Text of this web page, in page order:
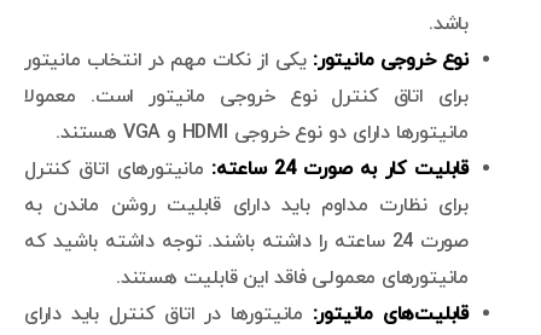
باشد.
نوع خروجی مانیتور: یکی از نکات مهم در انتخاب مانیتور
برای اتاق کنترل نوع خروجی مانیتور است. معمولا
مانیتورها دارای دو نوع خروجی HDMI و VGA هستند.
قابلیت کار به صورت 24 ساعته:
مانیتورهای اتاق کنترل
برای نظارت مداوم باید دارای قابلیت روشن ماندن به
صورت 24 ساعته را داشته باشند. توجه داشته باشید که
مانیتورهای معمولی فاقد این قابلیت هستند.
قابلیت‌های مانیتور: مانیتورها در اتاق کنترل باید دارای